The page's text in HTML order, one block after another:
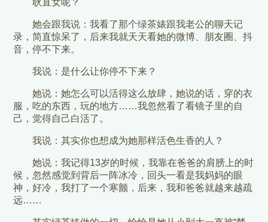
耿直女呢？
她会跟我说：我看了那个绿茶婊跟我老公的聊天记
录，简直惊呆了，后来我就天天看她的微博、朋友圈、抖
音，停不下来。
我说：是什么让你停不下来？
她说：她怎么可以活得这么放肆，她说的话，穿的衣
服，吃的东西，玩的地方……我忽然看了看镜子里的自
己，觉得自己白活了。
我说：其实你也想成为她那样活色生香的人？
她说：我记得13岁的时候，我靠在爸爸的肩膀上的时
候，忽然感觉到背后一阵冰冷，回头一看是我妈妈的眼
神，好冷，我打了一个寒颤，后来，我和爸爸就越来越疏
远……